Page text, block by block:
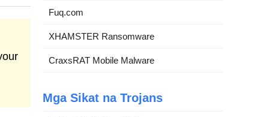
Fuq.com
XHAMSTER Ransomware
CraxsRAT Mobile Malware
Mga Sikat na Trojans